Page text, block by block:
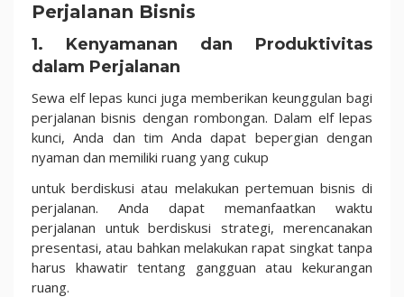
Perjalanan Bisnis
1. Kenyamanan dan Produktivitas
dalam Perjalanan
Sewa elf lepas kunci juga memberikan keunggulan bagi
perjalanan bisnis dengan rombongan. Dalam elf lepas
kunci, Anda dan tim Anda dapat bepergian dengan
nyaman dan memiliki ruang yang cukup
untuk berdiskusi atau melakukan pertemuan bisnis di
perjalanan. Anda dapat memanfaatkan waktu
perjalanan untuk berdiskusi strategi, merencanakan
presentasi, atau bahkan melakukan rapat singkat tanpa
harus khawatir tentang gangguan atau kekurangan
ruang.